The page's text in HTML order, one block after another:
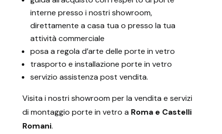
interne presso i nostri showroom,
direttamente a casa tua o presso la tua
attività commerciale
posa a regola d’arte delle porte in vetro
trasporto e installazione porte in vetro
servizio assistenza post vendita.
Visita i nostri showroom per la vendita e servizi
di montaggio porte in vetro a Roma e Castelli
Romani.